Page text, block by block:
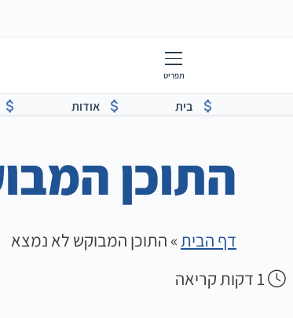
תפריט
בית אודות
התוכן
דף הבית» התוכן המבוקש לא נמצא
דקות קריאה